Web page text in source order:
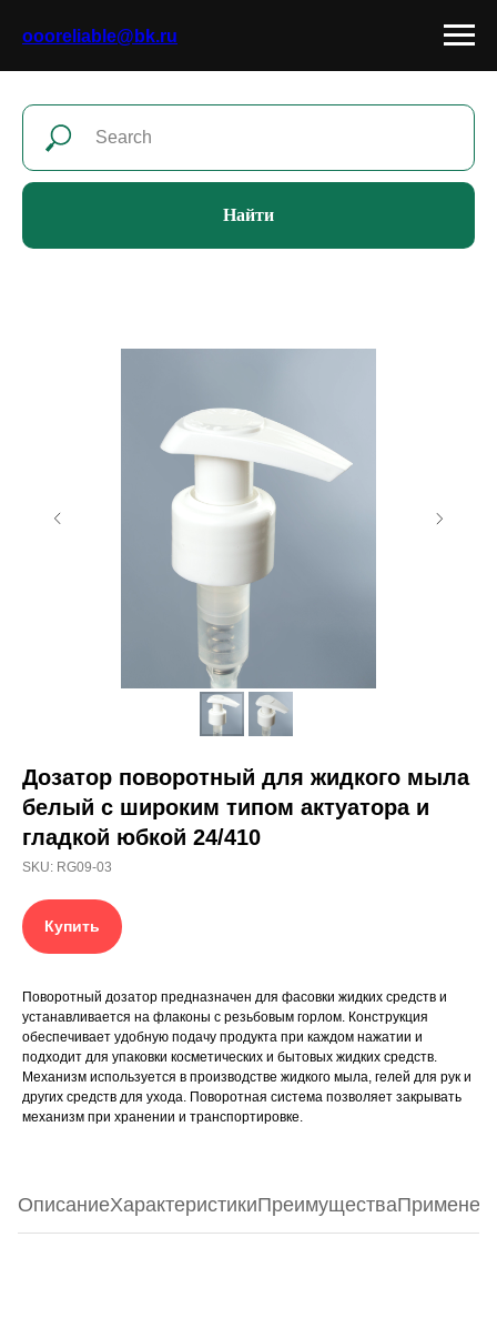
oooreliable@bk.ru
Найти
Дозатор поворотный для жидкого мыла
белый с широким типом актуатора и
гладкой юбкой 24/410
SKU: RG09-03
Купить
Поворотный дозатор предназначен для фасовки жидких средств и
устанавливается на флаконы с резьбовым горлом. Конструкция
обеспечивает удобную подачу продукта при каждом нажатии и
подходит для упаковки косметических и бытовых жидких средств.
Механизм используется в производстве жидкого мыла, гелей для рук и
других средств для ухода. Поворотная система позволяет закрывать
механизм при хранении и транспортировке.
ОписаниеХарактеристикиПреимущества